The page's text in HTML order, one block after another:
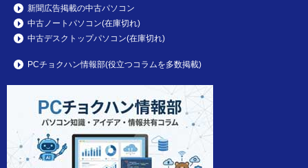
新聞広告掲載の中古パソコン
中古ノートパソコン(在庫切れ)
中古デスクトップパソコン(在庫切れ)
PCチョクハン情報部(役立つコラムを多数掲載)